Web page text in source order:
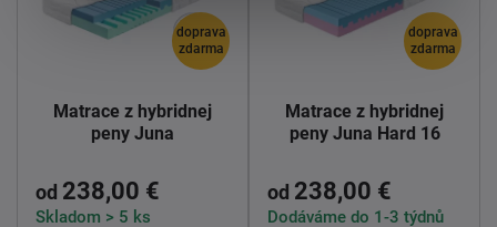
doprava
zdarma
Matrace z hybridnej
peny Juna
od 238,00 €
Skladom > 5 ks
doprava
zdarma
Matrace z hybridnej
peny Juna Hard 16
od 238,00 €
Dodáváme do 1-3 týdnů